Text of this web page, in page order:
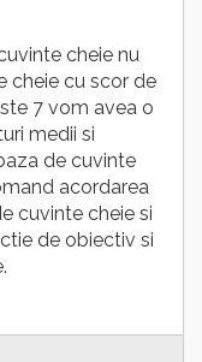
cheie nu
cheie cu scor de
7 vom avea o
medii si
de cuvinte
acordarea
cuvinte cheie si
de obiectiv si